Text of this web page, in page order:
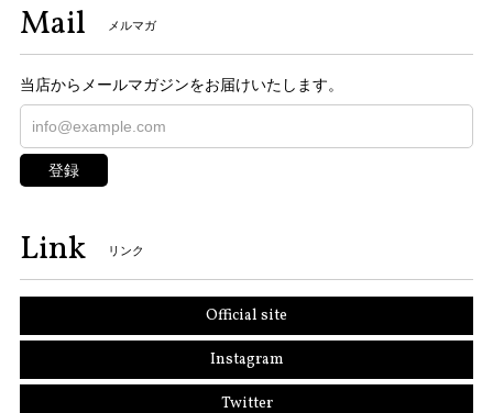
Mail メルマガ
当店からメールマガジンをお届けいたします。
登録
Link リンク
Official site
Instagram
Twitter